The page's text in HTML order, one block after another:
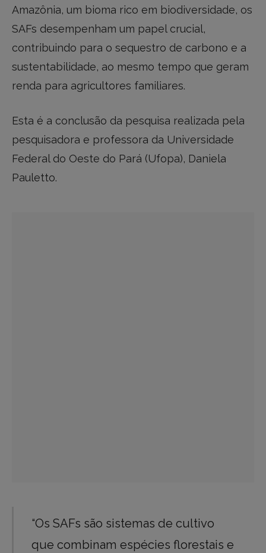
Amazônia, um bioma rico em biodiversidade, os
SAFs desempenham um papel crucial,
contribuindo para o sequestro de carbono e a
sustentabilidade, ao mesmo tempo que geram
renda para agricultores familiares.
Esta é a conclusão da pesquisa realizada pela
pesquisadora e professora da Universidade
Federal do Oeste do Pará (Ufopa), Daniela
Pauletto.
“Os SAFs são sistemas de cultivo
que combinam espécies florestais e